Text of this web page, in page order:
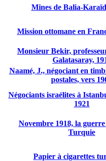
Mines de Balia-
Mission ottomane en
Monsieur Bekir,
Galatasaray,
Naamé, J., négociant en
postales, vers
Négociants israélites à
1921
Novembre 1918, la
Turquie
Papier à cigarettes